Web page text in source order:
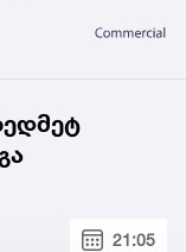
21:05